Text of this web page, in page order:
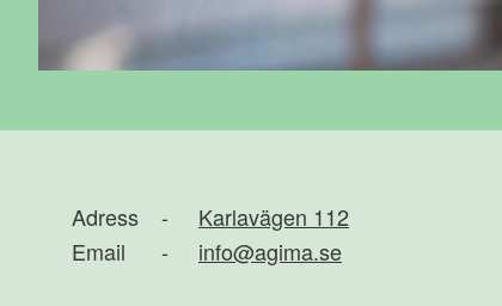
Adress -
Karlavägen 112
Email
- info@agima.se